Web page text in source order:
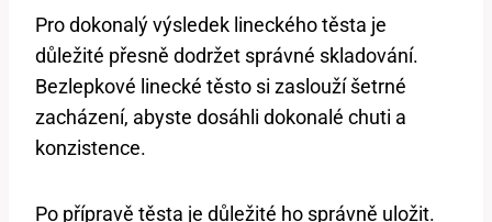
Pro dokonalý výsledek lineckého těsta je
důležité přesně dodržet správné skladování.
Bezlepkové linecké těsto si zaslouží šetrné
zacházení, abyste dosáhli dokonalé chuti a
konzistence.
Po přípravě těsta je důležité ho správně uložit.